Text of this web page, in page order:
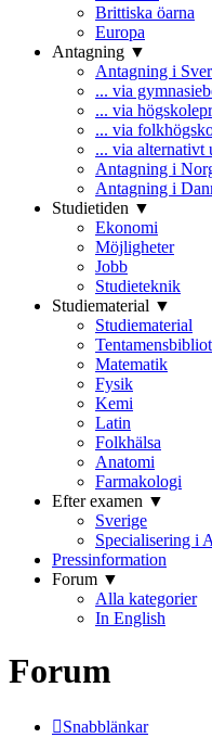
Brittiska öarna
Europa
Antagning ▼
Antagning i
... via
... via
... via
... via alternativt
Antagning i
Antagning i
Studietiden ▼
Ekonomi
Möjligheter
Jobb
Studieteknik
Studiematerial ▼
Studiematerial
Matematik
Fysik
Kemi
Latin
Folkhälsa
Anatomi
Farmakologi
Efter examen ▼
Sverige
Specialisering i
Pressinformation
Forum ▼
Alla kategorier
In English
Forum
Snabblänkar